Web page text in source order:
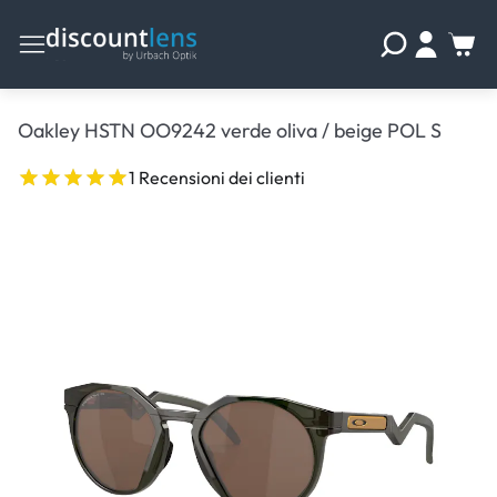
Oakley HSTN OO9242 verde oliva / beige POL S
1 Recensioni dei clienti